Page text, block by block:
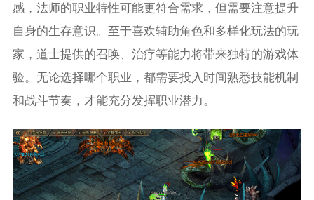
感，法师的职业特性可能更符合需求，但需要注意提升
自身的生存意识。至于喜欢辅助角色和多样化玩法的玩
家，道士提供的召唤、治疗等能力将带来独特的游戏体
验。无论选择哪个职业，都需要投入时间熟悉技能机制
和战斗节奏，才能充分发挥职业潜力。